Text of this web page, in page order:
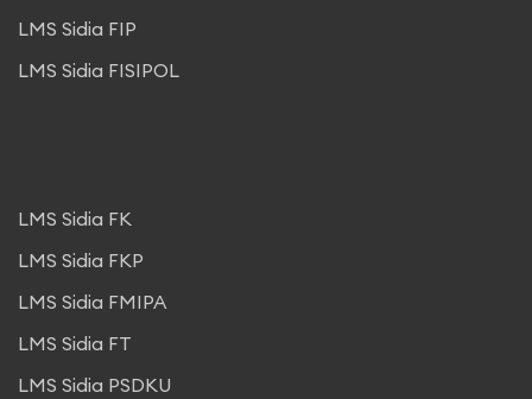
LMS Sidia FIP
LMS Sidia FISIPOL
LMS Sidia FK
LMS Sidia FKP
LMS Sidia FMIPA
LMS Sidia FT
LMS Sidia PSDKU